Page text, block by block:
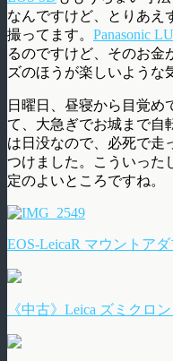
なんですけど、とりあえ
撮ってます。 Panasonic
るのですけど、そのお金
ズのほうが楽しいような
日曜日、昼寝から目覚め
て、大急ぎでお城まで自
は日没なので、必死で走
つけました。こういった
定のよいところですね。
EOS-LeicaR マウントアダ
《中古》Leica ズミク